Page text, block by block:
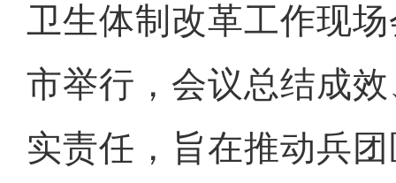
卫生体制改革工作现
市举行，会议总结成
实责任，旨在推动兵